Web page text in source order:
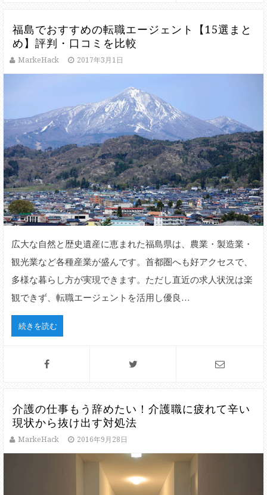
福島でおすすめの転職エージェント【15選まと
め】評判・口コミを比較
MarkeHack 2017年3月1日
広大な自然と歴史遺産に恵まれた福島県は、農業・製造業・
観光業など各種産業が盛んです。首都圏へも好アクセスで、
多様な暮らし方が実現できます。ただし直近の求人状況は楽
観できず、転職エージェントを活用し優良…
続きを読む
介護の仕事もう辞めたい！介護職に疲れて辛い
現状から抜け出す対処法
MarkeHack 2016年9月28日